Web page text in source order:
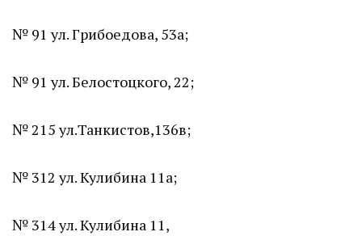
№ 91 ул. Грибоедова, 53а;
№ 91 ул. Белостоцкого, 22;
№ 215 ул.Танкистов,136в;
№ 312 ул. Кулибина 11а;
№ 314 ул. Кулибина 11,